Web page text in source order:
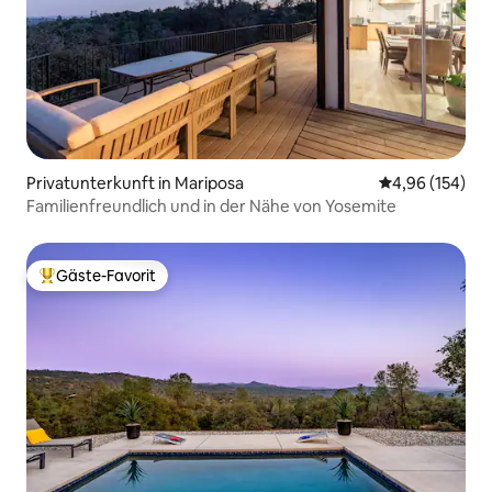
Privatunterkunft in Mariposa
4,96 (154)
Familienfreundlich und in der Nähe von Yosemite
Beliebter Gäste-Favorit.
Gäste-Favorit